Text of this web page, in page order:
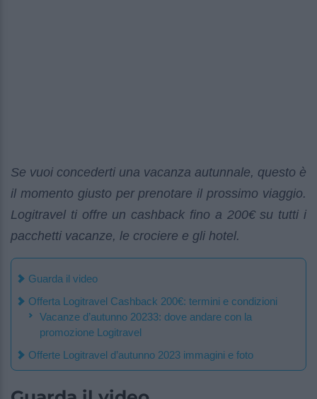
Se vuoi concederti una vacanza autunnale, questo è
il momento giusto per prenotare il prossimo viaggio.
Logitravel ti offre un cashback fino a 200€ su tutti i
pacchetti vacanze, le crociere e gli hotel.
Guarda il video
Offerta Logitravel Cashback 200€: termini e condizioni
Vacanze d’autunno 20233: dove andare con la
promozione Logitravel
Offerte Logitravel d’autunno 2023 immagini e foto